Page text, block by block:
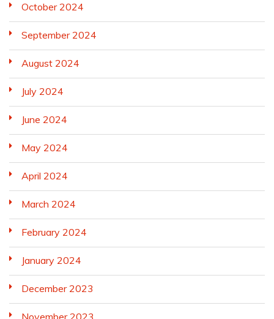
October 2024
September 2024
August 2024
July 2024
June 2024
May 2024
April 2024
March 2024
February 2024
January 2024
December 2023